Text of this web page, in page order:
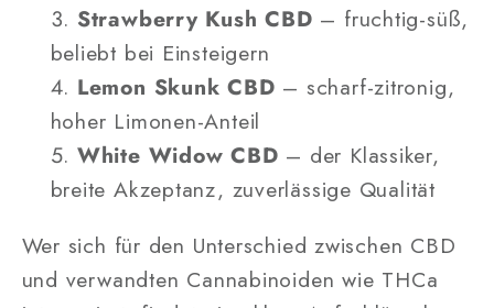
Strawberry Kush CBD – fruchtig-süß,
beliebt bei Einsteigern
Lemon Skunk CBD – scharf-zitronig,
hoher Limonen-Anteil
White Widow CBD – der Klassiker,
breite Akzeptanz, zuverlässige Qualität
Wer sich für den Unterschied zwischen CBD
und verwandten Cannabinoiden wie THCa